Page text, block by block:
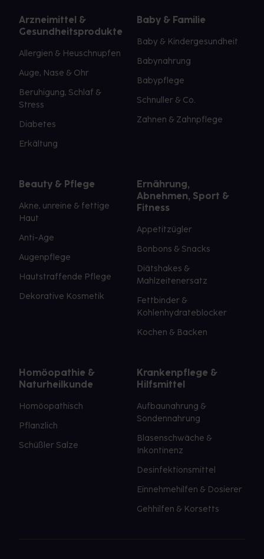
Arzneimittel &
Gesundheitsprodukte
Allergien & Heuschnupfen
Auge, Nase & Ohr
Beruhigung, Schlaf &
Stress
Diabetes
Erkältung
Baby & Familie
Baby & Kindergesundheit
Babynahrung
Babypflege
Schnuller & Co.
Zahnen & Zahnpflege
Beauty & Pflege
Akne, unreine & fettige
Haut
Anti-Age
Augenpflege
Hautstraffende Pflege
Dekorative Kosmetik
Ernährung,
Abnehmen, Sport &
Fitness
Appetitzügler
Bonbons & Snacks
Diätshakes &
Mahlzeitenersatz
Fettbinder &
Kohlenhydrateblocker
Kochen & Backen
Homöopathie &
Naturheilkunde
Homöopathisch
Pflanzlich
Schüßler Salze
Krankenpflege &
Hilfsmittel
Aufbaunahrung &
Sondennahrung
Blasenschwäche &
Inkontinenz
Desinfektionsmittel
Einnehmehilfen & Dosierer
Gehhilfen & Korsetts